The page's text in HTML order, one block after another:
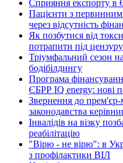
Сприяння експорту в
Пацієнти з
через відсутність
Як позбутися від
потрапити під
Тріумфальний сезон
бодібілдингу
Програма
ЄБРР IQ energy: нові
Звернення до
законодавства
Інвалідів на візку
реабілітацію
"Вірю - не вірю": в
з профілактики ВІЛ